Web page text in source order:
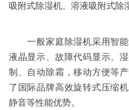
吸附式除湿机、溶液吸附式除
一般家庭除湿机采用智能
液晶显示、故障代码显示、
制、自动除霜，移动方便等
了国际品牌高效旋转式压缩
静音等性能优势。